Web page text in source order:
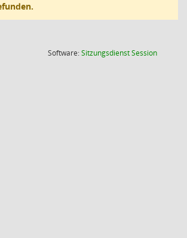
Software:SitzungsdienstSession(Wird in